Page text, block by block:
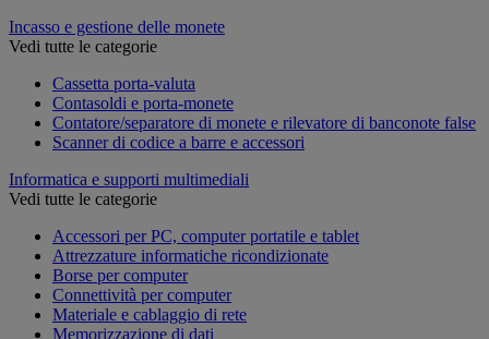
Incasso e gestione delle monete
Vedi tutte le categorie
Cassetta porta-valuta
Contasoldi e porta-monete
Contatore/separatore di monete e rilevatore di banconote false
Scanner di codice a barre e accessori
Informatica e supporti multimediali
Vedi tutte le categorie
Accessori per PC, computer portatile e tablet
Attrezzature informatiche ricondizionate
Borse per computer
Connettività per computer
Materiale e cablaggio di rete
Memorizzazione di dati